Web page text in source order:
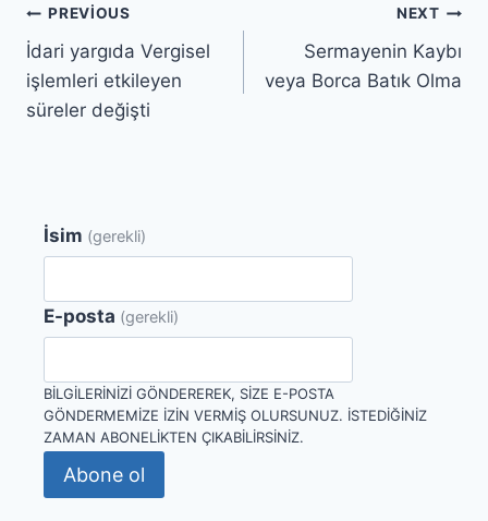
Yazı
gezinmesi
PREVIOUS
İdari yargıda Vergisel
işlemleri etkileyen
süreler değişti
NEXT
Sermayenin Kaybı
veya Borca Batık Olma
İsim (gerekli)
E-posta (gerekli)
BILGILERINIZI GÖNDEREREK, SIZE E-POSTA
GÖNDERMEMIZE IZIN VERMIŞ OLURSUNUZ. İSTEDIĞINIZ
ZAMAN ABONELIKTEN ÇIKABILIRSINIZ.
Abone ol